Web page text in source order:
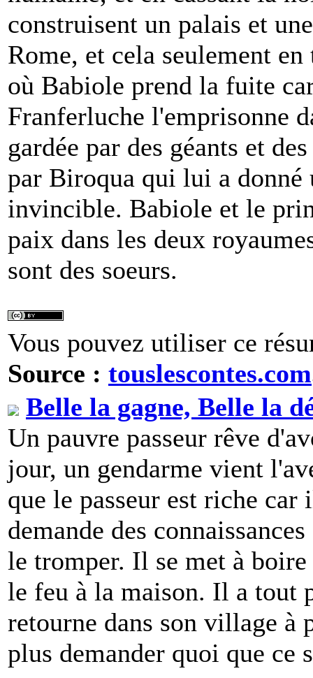
construisent un palais et
Rome, et cela seulement
où Babiole prend la fuite
Franferluche l'emprisonne
gardée par des géants et
par Biroqua qui lui a donné
invincible. Babiole et le
paix dans les deux
sont des soeurs.
Vous pouvez utiliser ce
Source : touslescontes.com
Belle la gagne, Belle la
Un pauvre passeur rêve
jour, un gendarme vient
que le passeur est riche
demande des
le tromper. Il se met à
le feu à la maison. Il a tout
retourne dans son village à
plus demander quoi que ce